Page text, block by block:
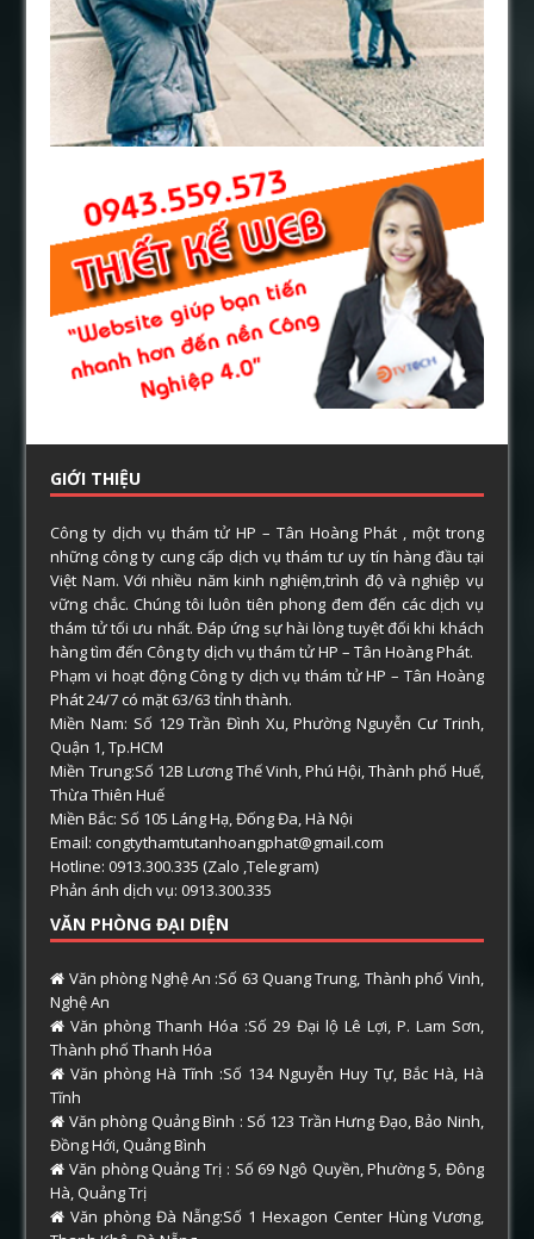
GIỚI THIỆU
Công ty dịch vụ thám tử HP – Tân Hoàng Phát , một trong
những công ty cung cấp dịch vụ thám tư uy tín hàng đầu tại
Việt Nam. Với nhiều năm kinh nghiệm,trình độ và nghiệp vụ
vững chắc. Chúng tôi luôn tiên phong đem đến các dịch vụ
thám tử tối ưu nhất. Đáp ứng sự hài lòng tuyệt đối khi khách
hàng tìm đến Công ty dịch vụ thám tử HP – Tân Hoàng Phát.
Phạm vi hoạt động Công ty dịch vụ thám tử HP – Tân Hoàng
Phát 24/7 có mặt 63/63 tỉnh thành.
Miền Nam: Số 129 Trần Đình Xu, Phường Nguyễn Cư Trinh,
Quận 1, Tp.HCM
Miền Trung:Số 12B Lương Thế Vinh, Phú Hội, Thành phố Huế,
Thừa Thiên Huế
Miền Bắc: Số 105 Láng Hạ, Đống Đa, Hà Nội
Email: congtythamtutanhoangphat@gmail.com
Hotline: 0913.300.335 (Zalo ,Telegram)
Phản ánh dịch vụ: 0913.300.335
VĂN PHÒNG ĐẠI DIỆN
Văn phòng Nghệ An :Số 63 Quang Trung, Thành phố Vinh,
Nghệ An
Văn phòng Thanh Hóa :Số 29 Đại lộ Lê Lợi, P. Lam Sơn,
Thành phố Thanh Hóa
Văn phòng Hà Tĩnh :Số 134 Nguyễn Huy Tự, Bắc Hà, Hà
Tĩnh
Văn phòng Quảng Bình : Số 123 Trần Hưng Đạo, Bảo Ninh,
Đồng Hới, Quảng Bình
Văn phòng Quảng Trị : Số 69 Ngô Quyền, Phường 5, Đông
Hà, Quảng Trị
Văn phòng Đà Nẵng:Số 1 Hexagon Center Hùng Vương,